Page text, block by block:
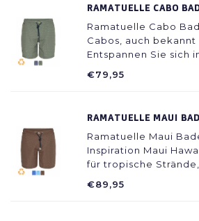
RAMATUELLE CABO
Ramatuelle Cabo
Cabos, auch bekannt
Entspannen Sie sich
€79,95
RAMATUELLE MAUI
Ramatuelle Maui
Inspiration Maui
für tropische Strände,
Erden.
€89,95